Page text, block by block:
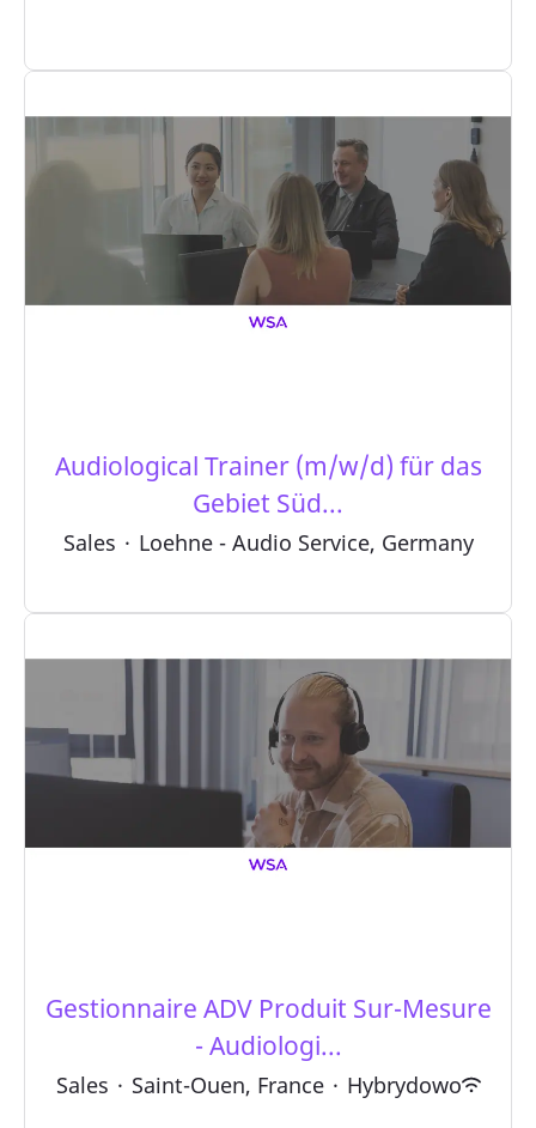
Audiological Trainer (m/w/d) für das
Gebiet Süd...
Sales · Loehne - Audio Service, Germany
Gestionnaire ADV Produit Sur-Mesure
- Audiologi...
Sales · Saint-Ouen, France · Hybrydowo